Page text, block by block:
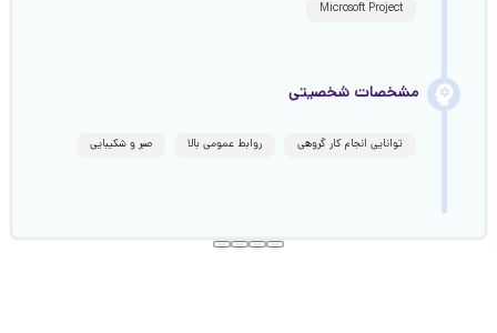
Microsoft Project
مشخصات شخصیتی
توانایی انجام کار گروهی روابط عمومی بالا صبر و شکیبایی